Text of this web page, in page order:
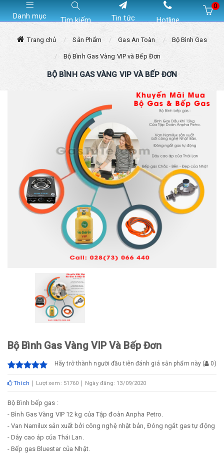
Danh mục Tìm kiếm Tin tức Hotline
0
Trang chủ Sản Phẩm Gas An Toàn Bộ Bình Gas
Bộ Bình Gas Vàng VIP và Bếp Đơn
BỘ BÌNH GAS VÀNG VIP VÀ BẾP ĐƠN
Bộ Bình Gas Vàng VIP Và Bếp Đơn
Hãy trở thành người đầu tiên đánh giá sản phẩm này ( 0)
Thích Lượt xem: 51760 Ngày đăng: 13/09/2020
Bộ Bình bếp gas :
- Bình Gas Vàng VIP 12 kg của Tập đoàn Anpha Petro.
- Van Namilux sản xuất bởi công nghệ nhật bản, Đóng ngắt gas tự động
- Dây cao áp của Thái Lan.
- Bếp gas Bluestar của Nhật.